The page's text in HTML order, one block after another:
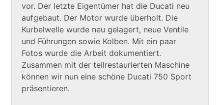
vor. Der letzte Eigentümer hat die Ducati neu
aufgebaut. Der Motor wurde überholt. Die
Kurbelwelle wurde neu gelagert, neue Ventile
und Führungen sowie Kolben. Mit ein paar
Fotos wurde die Arbeit dokumentiert.
Zusammen mit der teilrestaurierten Maschine
können wir nun eine schöne Ducati 750 Sport
präsentieren.